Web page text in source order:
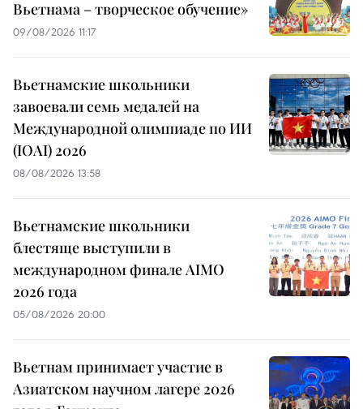
Вьетнама – творческое обучение»
09/08/2026 11:17
Вьетнамские школьники
завоевали семь медалей на
Международной олимпиаде по ИИ
(IOAI) 2026
08/08/2026 13:58
Вьетнамские школьники
блестяще выступили в
международном финале AIMO
2026 года
05/08/2026 20:00
Вьетнам принимает участие в
Азиатском научном лагере 2026